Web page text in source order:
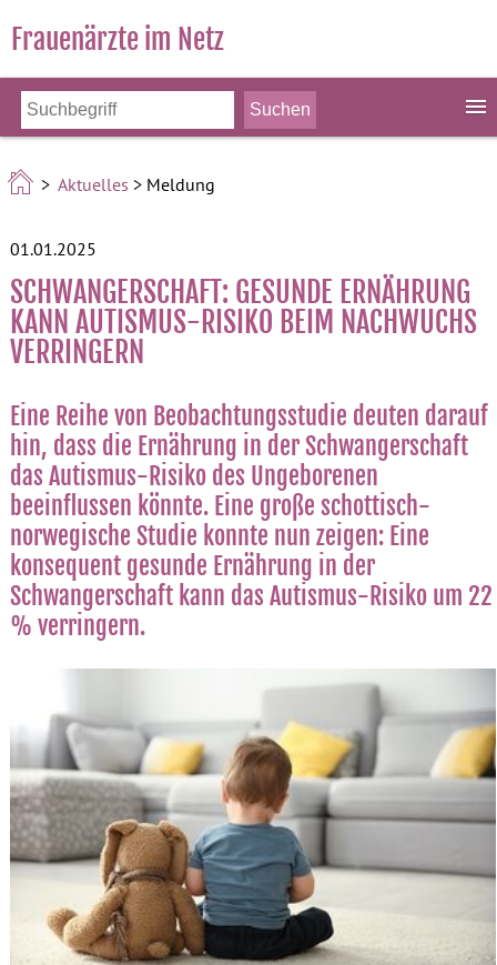
Frauenärzte im Netz
>Aktuelles > Meldung
01.01.2025
SCHWANGERSCHAFT: GESUNDE ERNÄHRUNG
KANN AUTISMUS-RISIKO BEIM NACHWUCHS
VERRINGERN
Eine Reihe von Beobachtungsstudie deuten darauf
hin, dass die Ernährung in der Schwangerschaft
das Autismus-Risiko des Ungeborenen
beeinflussen könnte. Eine große schottisch-
norwegische Studie konnte nun zeigen: Eine
konsequent gesunde Ernährung in der
Schwangerschaft kann das Autismus-Risiko um 22
% verringern.